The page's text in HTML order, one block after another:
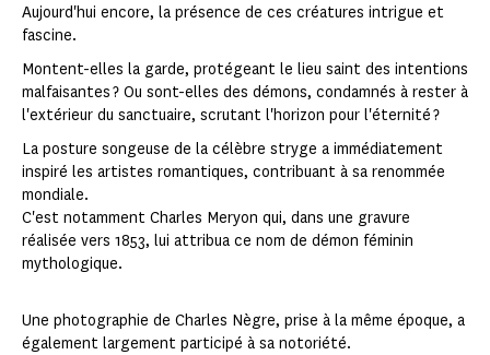
Aujourd'hui encore, la présence de ces créatures intrigue et
fascine.
Montent-elles la garde, protégeant le lieu saint des intentions
malfaisantes ? Ou sont-elles des démons, condamnés à rester à
l'extérieur du sanctuaire, scrutant l'horizon pour l'éternité ?
La posture songeuse de la célèbre stryge a immédiatement
inspiré les artistes romantiques, contribuant à sa renommée
mondiale.
C'est notamment Charles Meryon qui, dans une gravure
réalisée vers 1853, lui attribua ce nom de démon féminin
mythologique.
Une photographie de Charles Nègre, prise à la même époque, a
également largement participé à sa notoriété.